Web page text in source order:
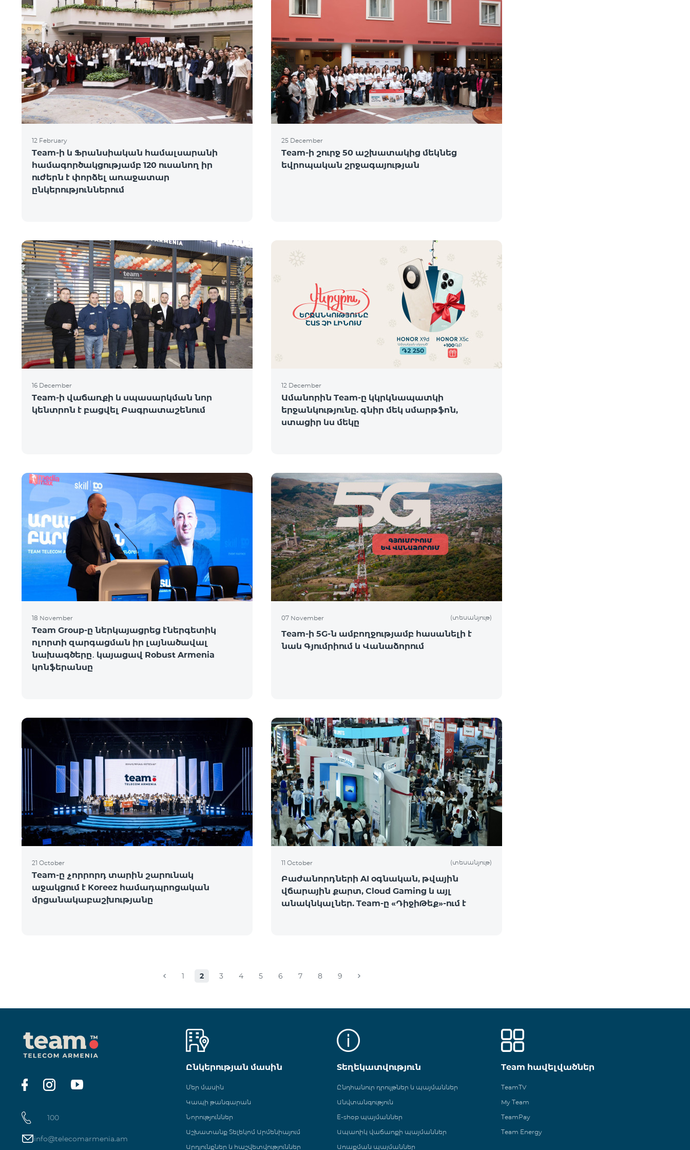
12 February
Team-ի և Ֆրանսիական համալսարանի
համագործակցությամբ 120 ուսանող իր
ուժերն է փորձել առաջատար
ընկերություններում
25 December
Team-ի շուրջ 50 աշխատակից մեկնեց
եվրոպական շրջագայության
16 December
Team-ի վաճառքի և սպասարկման նոր
կենտրոն է բացվել Բագրատաշենում
12 December
Ամանորին Team-ը կկրկնապատկի
երջանկությունը. գնիր մեկ սմարթֆոն,
ստացիր ևս մեկը
18 November
Team Group-ը ներկայացրեց էներգետիկ
ոլորտի զարգացման իր լայնածավալ
նախագծերը․ կայացավ Robust Armenia
կոնֆերանսը
07 November (տեսանյութ)
Team-ի 5G-ն ամբողջությամբ հասանելի է
նաև Գյումրիում և Վանաձորում
21 October
Team-ը չորրորդ տարին շարունակ
աջակցում է Koreez համադպրոցական
մրցանակաբաշխությանը
11 October (տեսանյութ)
Բաժանորդների AI օգնական, թվային
վճարային քարտ, Cloud Gaming և այլ
անակնկալներ. Team-ը «ԴիջիԹեք»-ում է
1 2 3 4 5 6 7 8 9
100
info@telecomarmenia.am
Ընկերության մասին
Մեր մասին
Կապի թանգարան
Նորություններ
Աշխատանք Տելեկոմ Արմենիայում
Արդյունքներ և հաշվետվություններ
Տեղեկատվություն
Ընդհանուր դրույթներ և պայմաններ
Անվտանգություն
E-shop պայմաններ
Ապառիկ վաճառքի պայմաններ
Առաքման պայմաններ
Team հավելվածներ
TeamTV
My Team
TeamPay
Team Energy